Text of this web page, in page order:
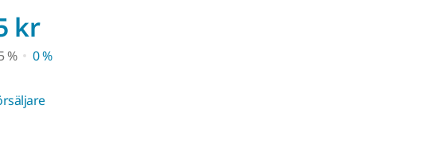
krPris med Moms 25 %
% 0 %